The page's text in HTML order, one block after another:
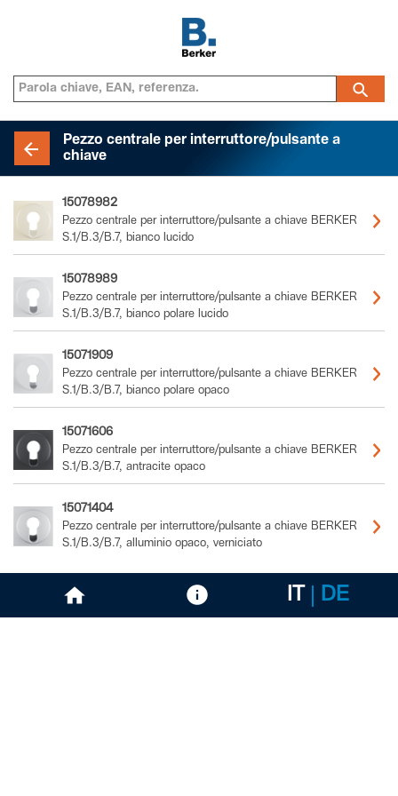
Pezzo centrale per interruttore/pulsante a
chiave
15078982
Pezzo centrale per interruttore/pulsante a chiave BERKER
S.1/B.3/B.7, bianco lucido
15078989
Pezzo centrale per interruttore/pulsante a chiave BERKER
S.1/B.3/B.7, bianco polare lucido
15071909
Pezzo centrale per interruttore/pulsante a chiave BERKER
S.1/B.3/B.7, bianco polare opaco
15071606
Pezzo centrale per interruttore/pulsante a chiave BERKER
S.1/B.3/B.7, antracite opaco
15071404
Pezzo centrale per interruttore/pulsante a chiave BERKER
S.1/B.3/B.7, alluminio opaco, verniciato
IT DE